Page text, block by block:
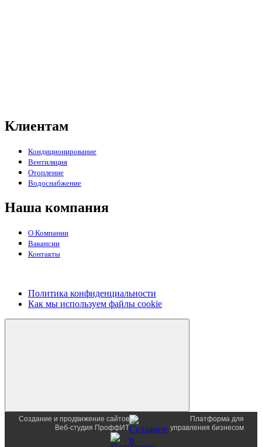
Клиентам
Кондиционирование
Вентиляция
Отопление
Водоснабжение
Наша компания
О Компании
Вакансии
Контакты
Политика конфиденциальности
Как мы используем файлы cookie
Создание и продвижение сайтов
Веб-студия ПроффИТ
Платформа для
управления бизнесом